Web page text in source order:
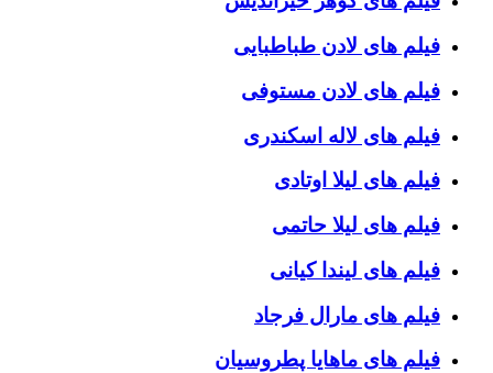
فیلم های لادن طباطبایی
فیلم های لادن مستوفی
فیلم های لاله اسکندری
فیلم های لیلا اوتادی
فیلم های لیلا حاتمی
فیلم های لیندا کیانی
فیلم های مارال فرجاد
فیلم های ماهایا پطروسیان